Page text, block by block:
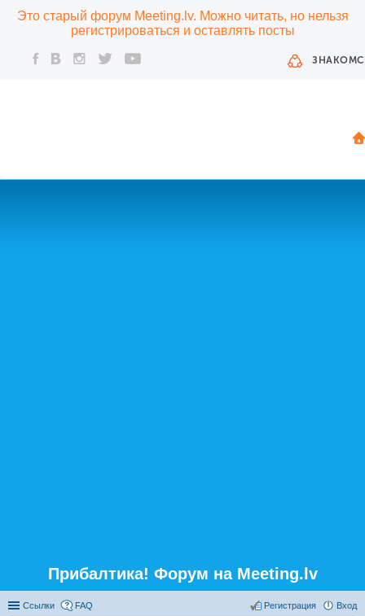
Это старый форум Meeting.lv. Можно читать, но нельзя
регистрироваться и оставлять посты
Прибалтика! Форум на Meeting.lv
Ссылки FAQ Вход
Регистрация